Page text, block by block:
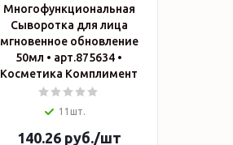
Многофункциональная
Сыворотка для лица
мгновенное обновление
50мл • арт.875634 •
Косметика Комплимент
11шт.
140.26руб./шт